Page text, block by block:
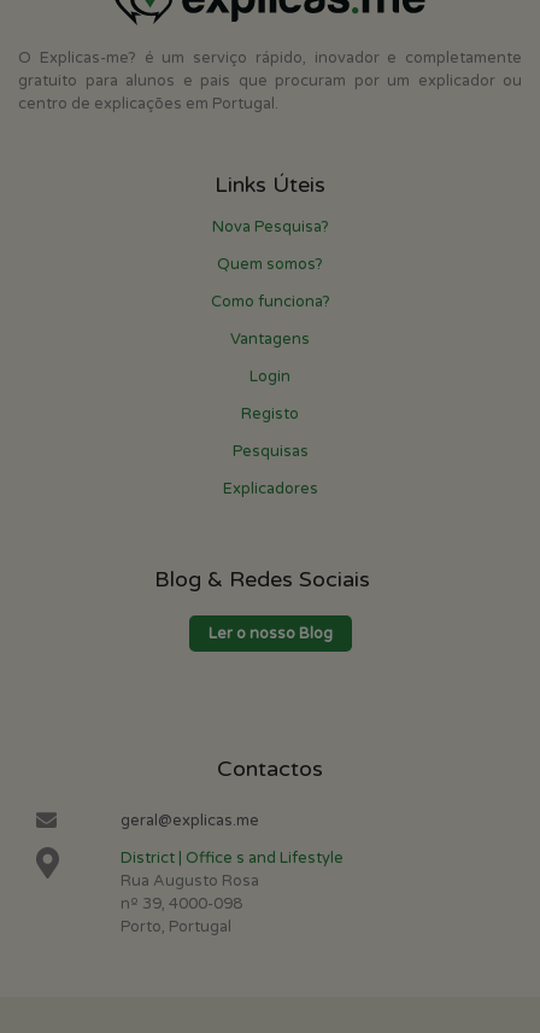
O Explicas-me? é um serviço rápido, inovador e completamente
gratuito para alunos e pais que procuram por um explicador ou
centro de explicações em Portugal.
Links Úteis
Nova Pesquisa?
Quem somos?
Como funciona?
Vantagens
Login
Registo
Pesquisas
Explicadores
Blog & Redes Sociais
Ler o nosso Blog
Contactos
geral@explicas.me
District | Office s and Lifestyle
Rua Augusto Rosa
nº 39, 4000-098
Porto, Portugal